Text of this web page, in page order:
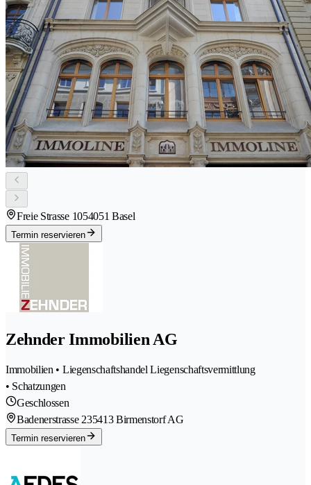
Freie Strasse 1054051 Basel
Termin reservieren
Zehnder Immobilien AG
Immobilien • Liegenschaftshandel Liegenschaftsvermittlung
• Schatzungen
Geschlossen
Badenerstrasse 235413 Birmenstorf AG
Termin reservieren